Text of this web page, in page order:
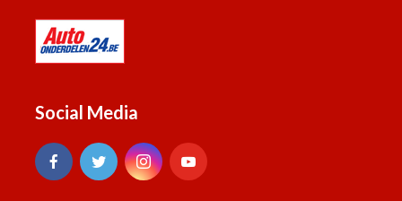
Social Media